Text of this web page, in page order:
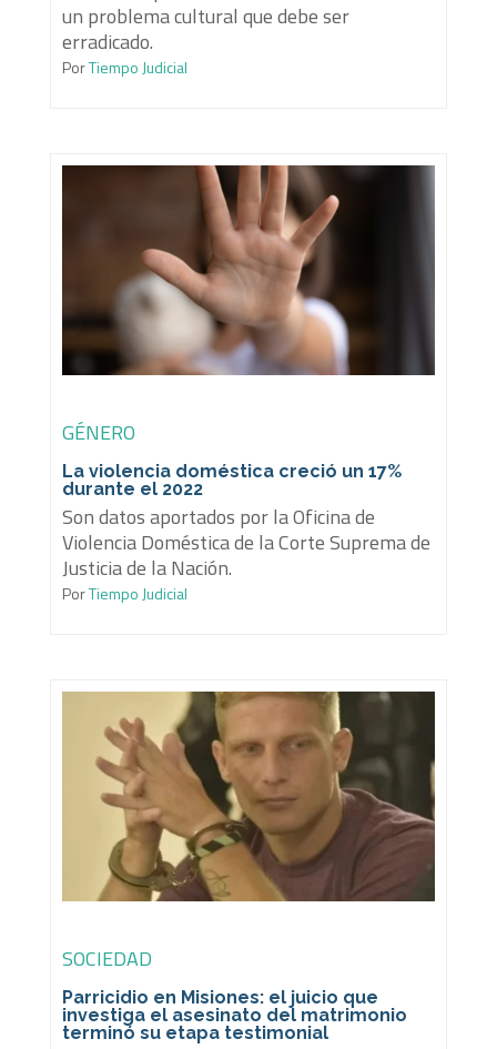
un problema cultural que debe ser
erradicado.
PorTiempo Judicial
GÉNERO
La violencia doméstica creció un 17%
durante el 2022
Son datos aportados por la Oficina de
Violencia Doméstica de la Corte Suprema de
Justicia de la Nación.
PorTiempo Judicial
SOCIEDAD
Parricidio en Misiones: el juicio que
investiga el asesinato del matrimonio
terminó su etapa testimonial